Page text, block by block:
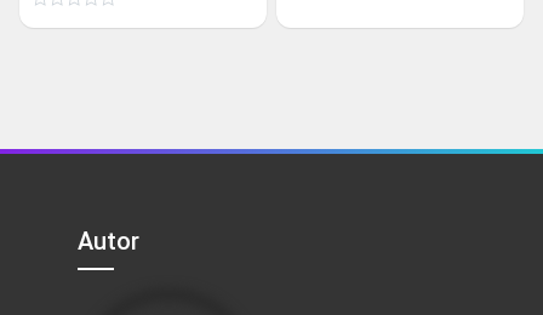
original atual
de
Autor